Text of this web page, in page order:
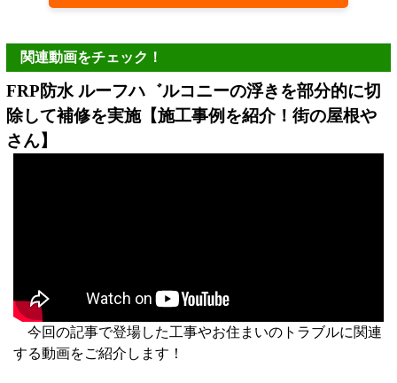
関連動画をチェック！
FRP防水 ルーフハ゛ルコニーの浮きを部分的に切
除して補修を実施【施工事例を紹介！街の屋根や
さん】
今回の記事で登場した工事やお住まいのトラブルに関連
する動画をご紹介します！